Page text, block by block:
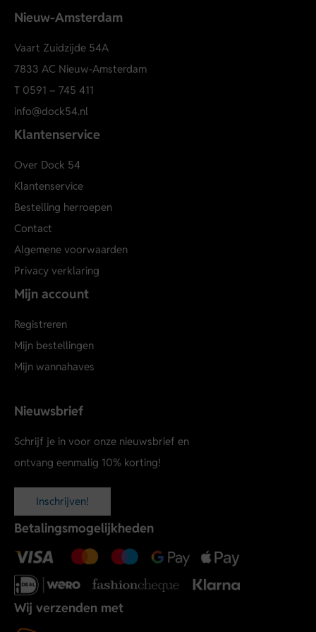
Nieuw-Amsterdam
Vaart Zuidzijde 54A
7833 AC Nieuw-Amsterdam
T 0591 – 745 411
info@dock54.nl
Klantenservice
Over Dock 54
Klantenservice
Bestelling herroepen
Contact
Algemene voorwaarden
Privacy verklaring
Mijn account
Registreren
Mijn bestellingen
Mijn wannahaves
Nieuwsbrief
Schrijf je in voor onze nieuwsbrief en
ontvang eenmalig 10% korting!
Inschrijven!
Betalingsmogelijkheden
Wij verzenden met